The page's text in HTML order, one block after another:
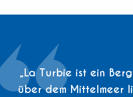
„La Turbie ist ein
über dem Mittelmeer